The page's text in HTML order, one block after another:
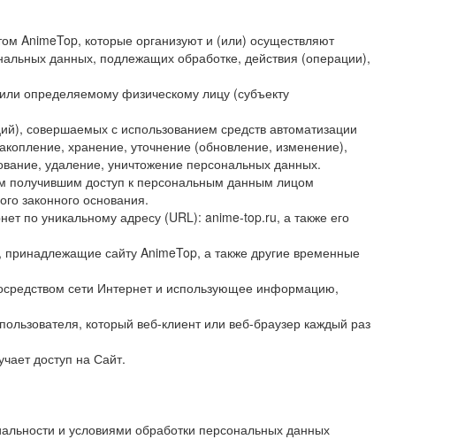
AnimeTop, которые организуют и (или) осуществляют
данных, подлежащих обработке, действия (операции),
определяемому физическому лицу (субъекту
совершаемых с использованием средств автоматизации
хранение, уточнение (обновление, изменение),
удаление, уничтожение персональных данных.
получившим доступ к персональным данным лицом
законного основания.
по уникальному адресу (URL): anime-top.ru, а также его
сайту AnimeTop, а также другие временные
сети Интернет и использующее информацию,
который веб-клиент или веб-браузер каждый раз
доступ на Сайт.
и условиями обработки персональных данных